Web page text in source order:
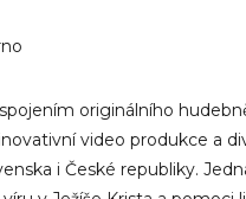
originálního
video produkce a
i České republiky.